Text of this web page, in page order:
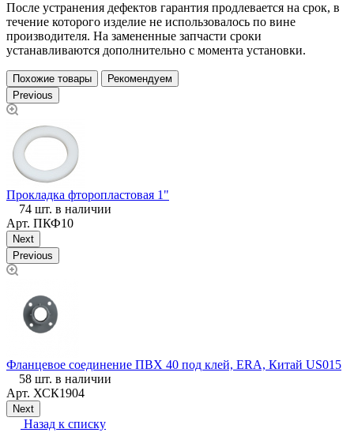
После устранения дефектов гарантия продлевается на срок, в
течение которого изделие не использовалось по вине
производителя. На замененные запчасти сроки
устанавливаются дополнительно с момента установки.
Похожие товары
Рекомендуем
Previous
Прокладка фторопластовая 1"
74 шт. в наличии
Арт. ПКФ10
Next
Previous
Фланцевое соединение ПВХ 40 под клей, ERA, Китай US015
58 шт. в наличии
Арт. ХСК1904
Next
Назад к списку